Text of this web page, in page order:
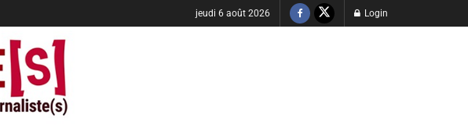
jeudi 6 août 2026 Login